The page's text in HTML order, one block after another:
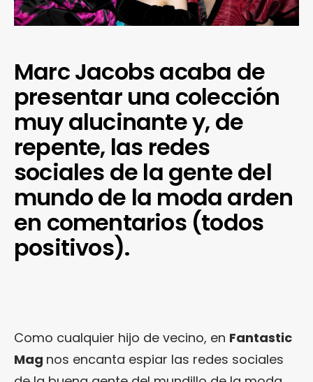
Marc Jacobs acaba de
presentar una colección
muy alucinante y, de
repente, las redes
sociales de la gente del
mundo de la moda arden
en comentarios (todos
positivos).
Como cualquier hijo de vecino, en Fantastic
Mag nos encanta espiar las redes sociales